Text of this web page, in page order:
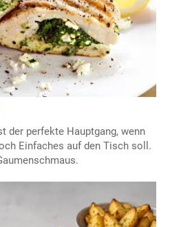
der perfekte Hauptgang, wenn
Einfaches auf den Tisch soll.